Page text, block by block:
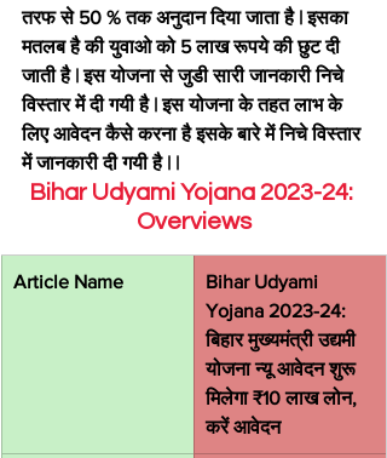
तरफ से 50 % तक अनुदान दिया जाता है | इसका
मतलब है की युवाओ को 5 लाख रूपये की छुट दी
जाती है | इस योजना से जुडी सारी जानकारी निचे
विस्तार में दी गयी है | इस योजना के तहत लाभ के
लिए आवेदन कैसे करना है इसके बारे में निचे विस्तार
में जानकारी दी गयी है | |
Bihar Udyami Yojana 2023-24:
Overviews
Article Name
Bihar Udyami
Yojana 2023-24:
बिहार मुख्यमंत्री उद्यमी
योजना न्यू आवेदन शुरू
मिलेगा ₹10 लाख लोन,
करें आवेदन